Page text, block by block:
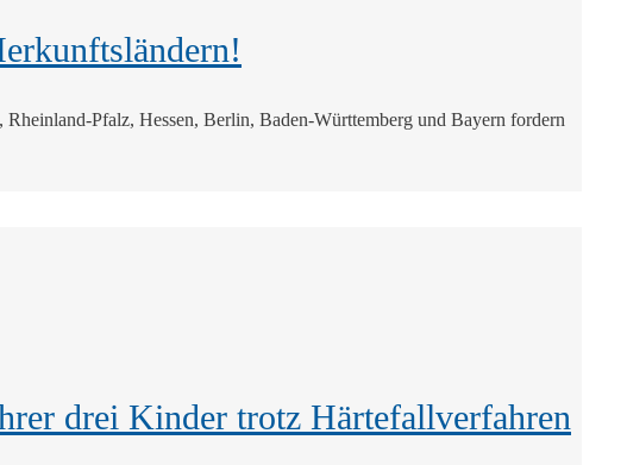
Pfalz, Hessen, Berlin, Baden-Württemberg und Bayern fordern
drei Kinder trotz Härtefallverfahren